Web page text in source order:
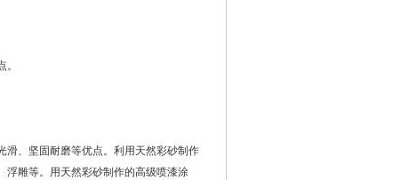
。
、坚固耐磨等优点。利用天然彩砂制作
浮雕等。用天然彩砂制作的高级喷漆涂